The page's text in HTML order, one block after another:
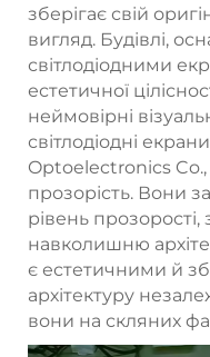
зберігає свій
вигляд. Будівлі,
світлодіодними
естетичної
неймовірні
світлодіодні
Optoelectronics Co.,
прозорість. Вони
рівень
навколишню
є естетичними й
архітектуру
вони на скляних